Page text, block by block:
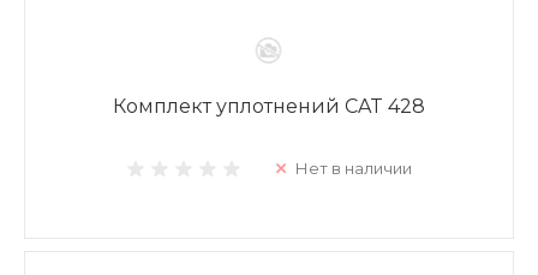
Комплект уплотнений CAT 428
Нет в наличии